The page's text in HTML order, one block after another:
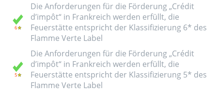
Die Anforderungen für die Förderung „Crédit
d’impôt“ in Frankreich werden erfüllt, die
Feuerstätte entspricht der Klassifizierung 6* des
Flamme Verte Label
Die Anforderungen für die Förderung „Crédit
d’impôt“ in Frankreich werden erfüllt, die
Feuerstätte entspricht der Klassifizierung 5* des
Flamme Verte Label